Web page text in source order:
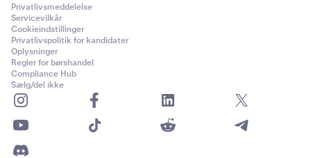
4 Tryk pågrænsen
du se, at grænsen er baseret på de aktiver, du ejer, og
kan være mindre end deres fulde værdi på grund af
prisudsving. Du kan også se, hvilke aktiver der tæller
Privatlivsmeddelelse
Servicevilkår
Cookieindstillinger
Privatlivspolitik for kandidater
Oplysninger
Regler for børshandel
Compliance Hub
Sælg/del ikke